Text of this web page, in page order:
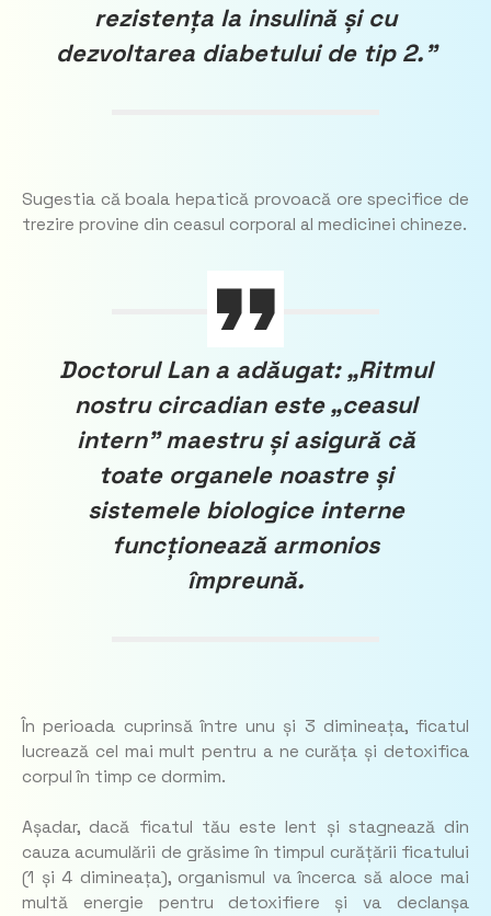
rezistența la insulină și cu
dezvoltarea diabetului de tip 2.”
Sugestia că boala hepatică provoacă ore specifice de
trezire provine din ceasul corporal al medicinei chineze.
Doctorul Lan a adăugat: „Ritmul
nostru circadian este „ceasul
intern” maestru și asigură că
toate organele noastre și
sistemele biologice interne
funcționează armonios
împreună.
În perioada cuprinsă între unu și 3 dimineața, ficatul
lucrează cel mai mult pentru a ne curăța și detoxifica
corpul în timp ce dormim.
Așadar, dacă ficatul tău este lent și stagnează din
cauza acumulării de grăsime în timpul curățării ficatului
(1 și 4 dimineața), organismul va încerca să aloce mai
multă energie pentru detoxifiere și va declanșa